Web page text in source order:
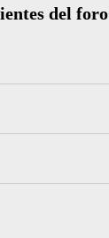
del foro